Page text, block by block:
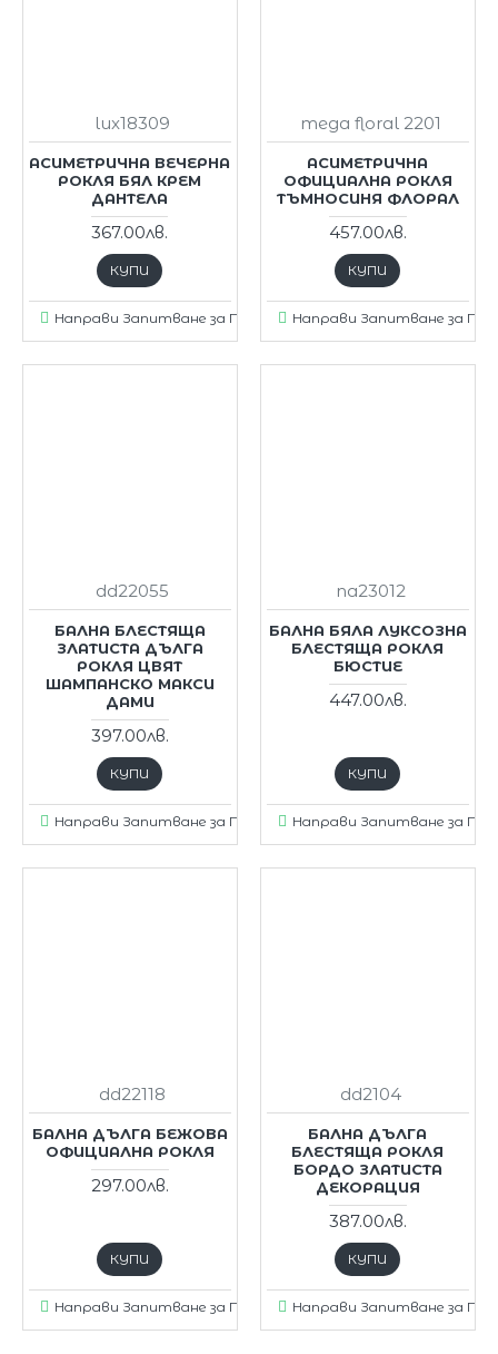
lux18309
АСИМЕТРИЧНА ВЕЧЕРНА
РОКЛЯ БЯЛ КРЕМ
ДАНТЕЛА
367.00лв.
КУПИ
Направи Запитване за Продукт
mega floral 2201
АСИМЕТРИЧНА
ОФИЦИАЛНА РОКЛЯ
ТЪМНОСИНЯ ФЛОРАЛ
457.00лв.
КУПИ
Направи Запитване за
dd22055
БАЛНА БЛЕСТЯЩА
ЗЛАТИСТА ДЪЛГА
РОКЛЯ ЦВЯТ
ШАМПАНСКО МАКСИ
ДАМИ
397.00лв.
КУПИ
Направи Запитване за Продукт
na23012
БАЛНА БЯЛА ЛУКСОЗНА
БЛЕСТЯЩА РОКЛЯ
БЮСТИЕ
447.00лв.
КУПИ
Направи Запитване за
dd22118
БАЛНА ДЪЛГА БЕЖОВА
ОФИЦИАЛНА РОКЛЯ
297.00лв.
КУПИ
Направи Запитване за Продукт
dd2104
БАЛНА ДЪЛГА
БЛЕСТЯЩА РОКЛЯ
БОРДО ЗЛАТИСТА
ДЕКОРАЦИЯ
387.00лв.
КУПИ
Направи Запитване за